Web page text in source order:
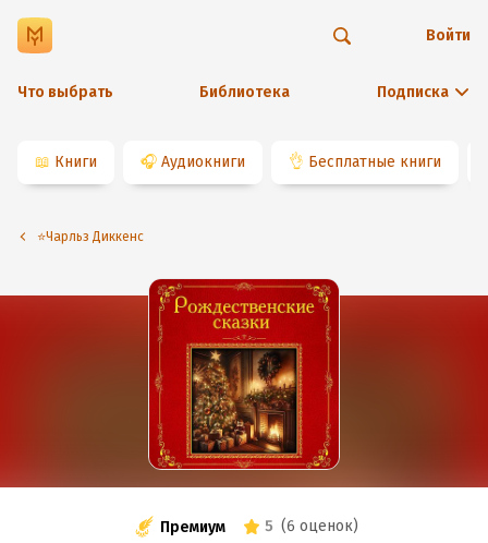
Что выбрать Библиотека Подписка
Войти
📖 Книги 🎧 Аудиокниги 👌 Бесплатные книги
⭐️Чарльз Диккенс
Премиум 5 (6 оценок)